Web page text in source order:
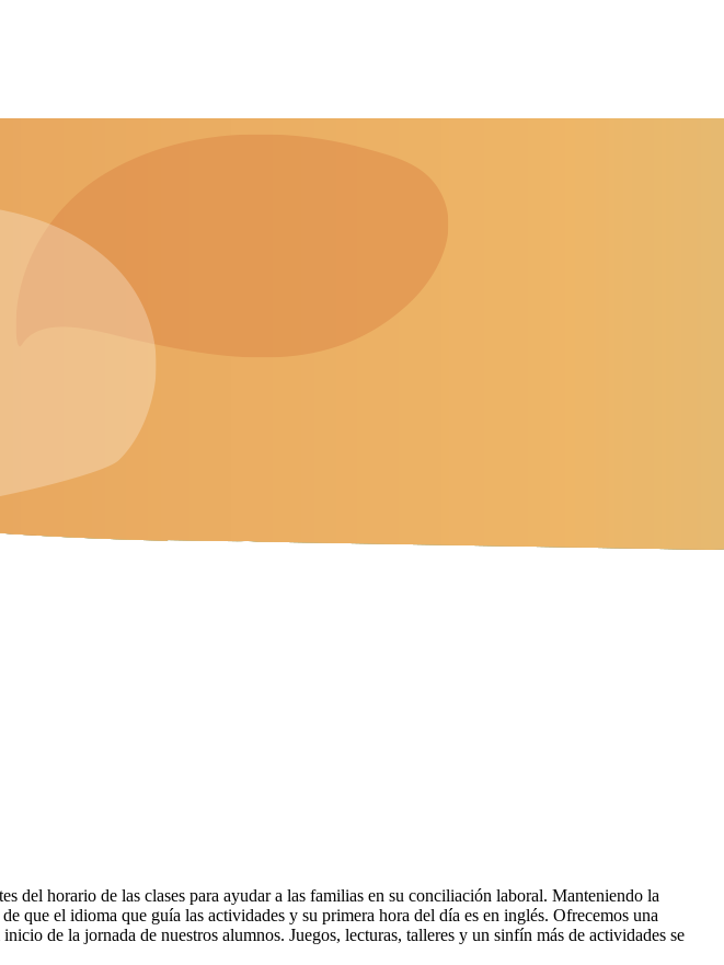
del horario de las clases para ayudar a las familias en su conciliación laboral. Manteniendo la
que el idioma que guía las actividades y su primera hora del día es en inglés. Ofrecemos una
de la jornada de nuestros alumnos. Juegos, lecturas, talleres y un sinfín más de actividades se